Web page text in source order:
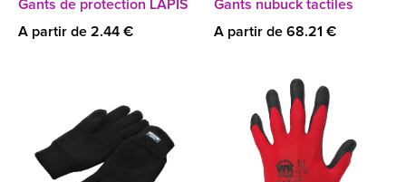
Gants de protection LAPIS
A partir de 2.44 €
Gants nubuck tactiles
A partir de 68.21 €